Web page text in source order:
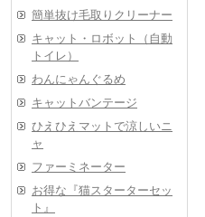
簡単抜け毛取りクリーナー
キャット・ロボット（自動
トイレ）
わんにゃんぐるめ
キャットバンテージ
ひえひえマットで涼しいニ
ャ
ファーミネーター
お得な『猫スターターセッ
ト』